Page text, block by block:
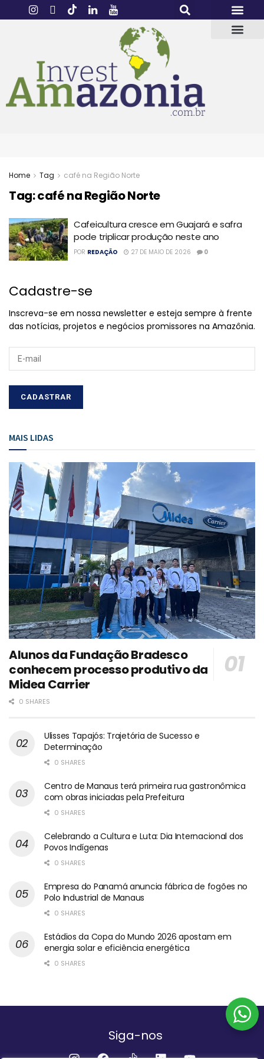
Home Tag café na Região Norte
Tag:café na Região Norte
Cafeicultura cresce em Guajará e safra
pode triplicar produção neste ano
POR REDAÇÃO 27 DE MAIO DE 2026 0
Cadastre-se
Inscreva-se em nossa newsletter e esteja sempre à frente
das notícias, projetos e negócios promissores na Amazônia.
MAIS LIDAS
Alunos da Fundação Bradesco
conhecem processo produtivo da
Midea Carrier
0 SHARES
Ulisses Tapajós: Trajetória de Sucesso e
Determinação
0 SHARES
Centro de Manaus terá primeira rua gastronômica
com obras iniciadas pela Prefeitura
0 SHARES
Celebrando a Cultura e Luta: Dia Internacional dos
Povos Indígenas
0 SHARES
Empresa do Panamá anuncia fábrica de fogões no
Polo Industrial de Manaus
0 SHARES
Estádios da Copa do Mundo 2026 apostam em
energia solar e eficiência energética
0 SHARES
Siga-nos